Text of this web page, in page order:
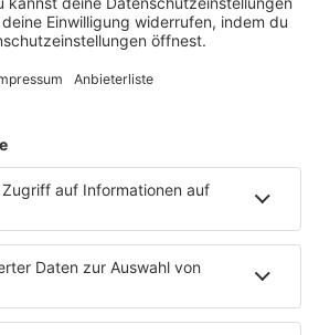
ihm mit der Single „See
einem internationalen Hit
erfolgreiche Veröffentlichungen
Ya“, mit denen Wes Nelson
Sound weiter schärfte:
tanzbare Beats und eine
die ihn klar im internationalen
positioniert.